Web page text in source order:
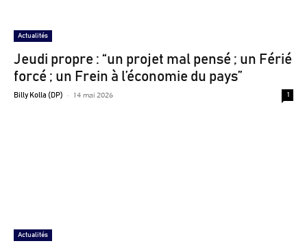
Actualités
Jeudi propre : “un projet mal pensé ; un Férié
forcé ; un Frein à l’économie du pays”
Billy Kolla (DP) - 14 mai 2026 1
Actualités